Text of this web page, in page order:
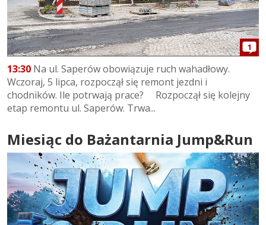
1
13:30 Na ul. Saperów obowiązuje ruch wahadłowy.
Wczoraj, 5 lipca, rozpoczął się remont jezdni i
chodników. Ile potrwają prace? Rozpoczął się kolejny
etap remontu ul. Saperów. Trwa...
Miesiąc do Bażantarnia Jump&Run